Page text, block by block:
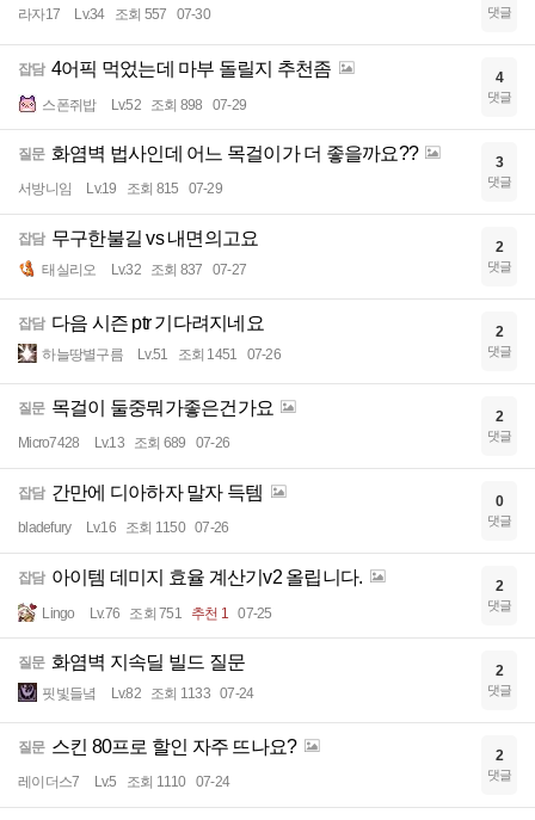
라자17 Lv.34 조회 557 07-30 댓글
잡담 4어픽 먹었는데 마부 돌릴지 추천좀
스폰쥐밥 Lv.52 조회 898 07-29
4
댓글
질문 화염벽 법사인데 어느 목걸이가 더 좋을까요??
서방니임 Lv.19 조회 815 07-29
3
댓글
잡담 무구한불길 vs 내면의고요
태실리오 Lv.32 조회 837 07-27
2
댓글
잡담 다음 시즌 ptr 기다려지네요
하늘땅별구름 Lv.51 조회 1451 07-26
2
댓글
질문 목걸이 둘중뭐가좋은건가요
Micro7428 Lv.13 조회 689 07-26
2
댓글
잡담 간만에 디아하자 말자 득템
bladefury Lv.16 조회 1150 07-26
0
댓글
잡담 아이템 데미지 효율 계산기v2 올립니다.
Lingo Lv.76 조회 751 추천 1 07-25
2
댓글
질문 화염벽 지속딜 빌드 질문
핏빛들녘 Lv.82 조회 1133 07-24
2
댓글
질문 스킨 80프로 할인 자주 뜨나요?
레이더스7 Lv.5 조회 1110 07-24
2
댓글